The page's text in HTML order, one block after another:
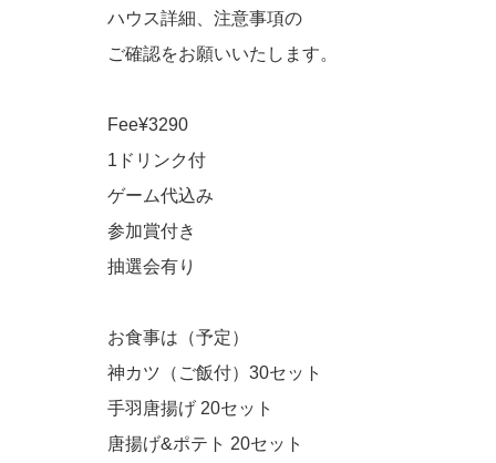
ハウス詳細、注意事項の
ご確認をお願いいたします。
Fee¥3290
1ドリンク付
ゲーム代込み
参加賞付き
抽選会有り
お食事は（予定）
神カツ（ご飯付）30セット
手羽唐揚げ 20セット
唐揚げ&ポテト 20セット